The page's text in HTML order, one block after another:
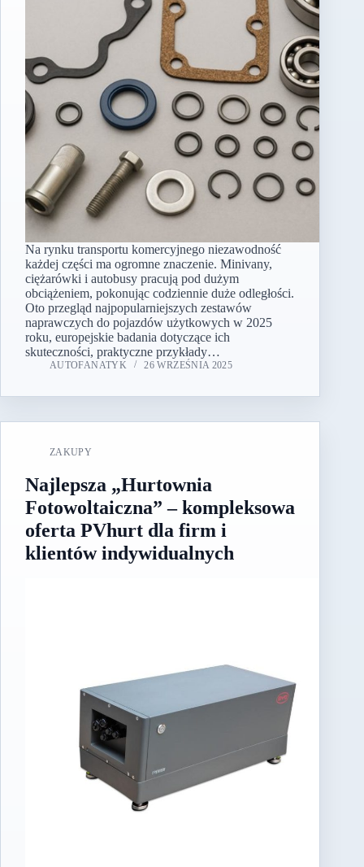
Na rynku transportu komercyjnego niezawodność
każdej części ma ogromne znaczenie. Minivany,
ciężarówki i autobusy pracują pod dużym
obciążeniem, pokonując codziennie duże odległości.
Oto przegląd najpopularniejszych zestawów
naprawczych do pojazdów użytkowych w 2025
roku, europejskie badania dotyczące ich
skuteczności, praktyczne przykłady…
AUTOFANATYK 26 WRZEŚNIA 2025
ZAKUPY
Najlepsza „Hurtownia
Fotowoltaiczna” – kompleksowa
oferta PVhurt dla firm i
klientów indywidualnych